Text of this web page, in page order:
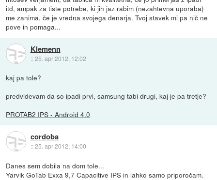
itd, ampak za tiste potrebe, ki jih jaz rabim (nezahtevna uporaba)
me zanima, če je vredna svojega denarja. Tvoj stavek mi pa nič ne
pove in pomaga...
Klemenn
::25. apr 2012, 12:02
kaj pa tole?
predvidevam da so ipadi prvi, samsung tabi drugi, kaj je pa tretje?
PROTAB2 IPS - Android 4.0
cordoba
::25. apr 2012, 14:00
Danes sem dobila na dom tole...
Yarvik GoTab Exxa 9,7 Capacitive IPS in lahko samo priporočam.